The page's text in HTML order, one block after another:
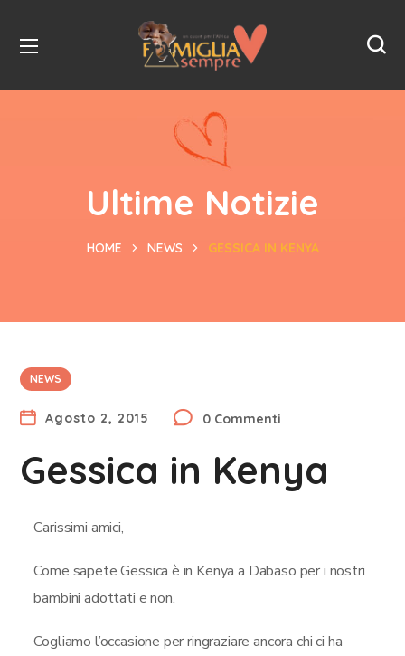
Ultime Notizie
HOME NEWS GESSICA IN KENYA
NEWS
Agosto 2, 2015 0 Commenti
Gessica in Kenya
Carissimi amici,
Come sapete Gessica è in Kenya a Dabaso per i nostri
bambini adottati e non.
Cogliamo l’occasione per ringraziare ancora chi ci ha